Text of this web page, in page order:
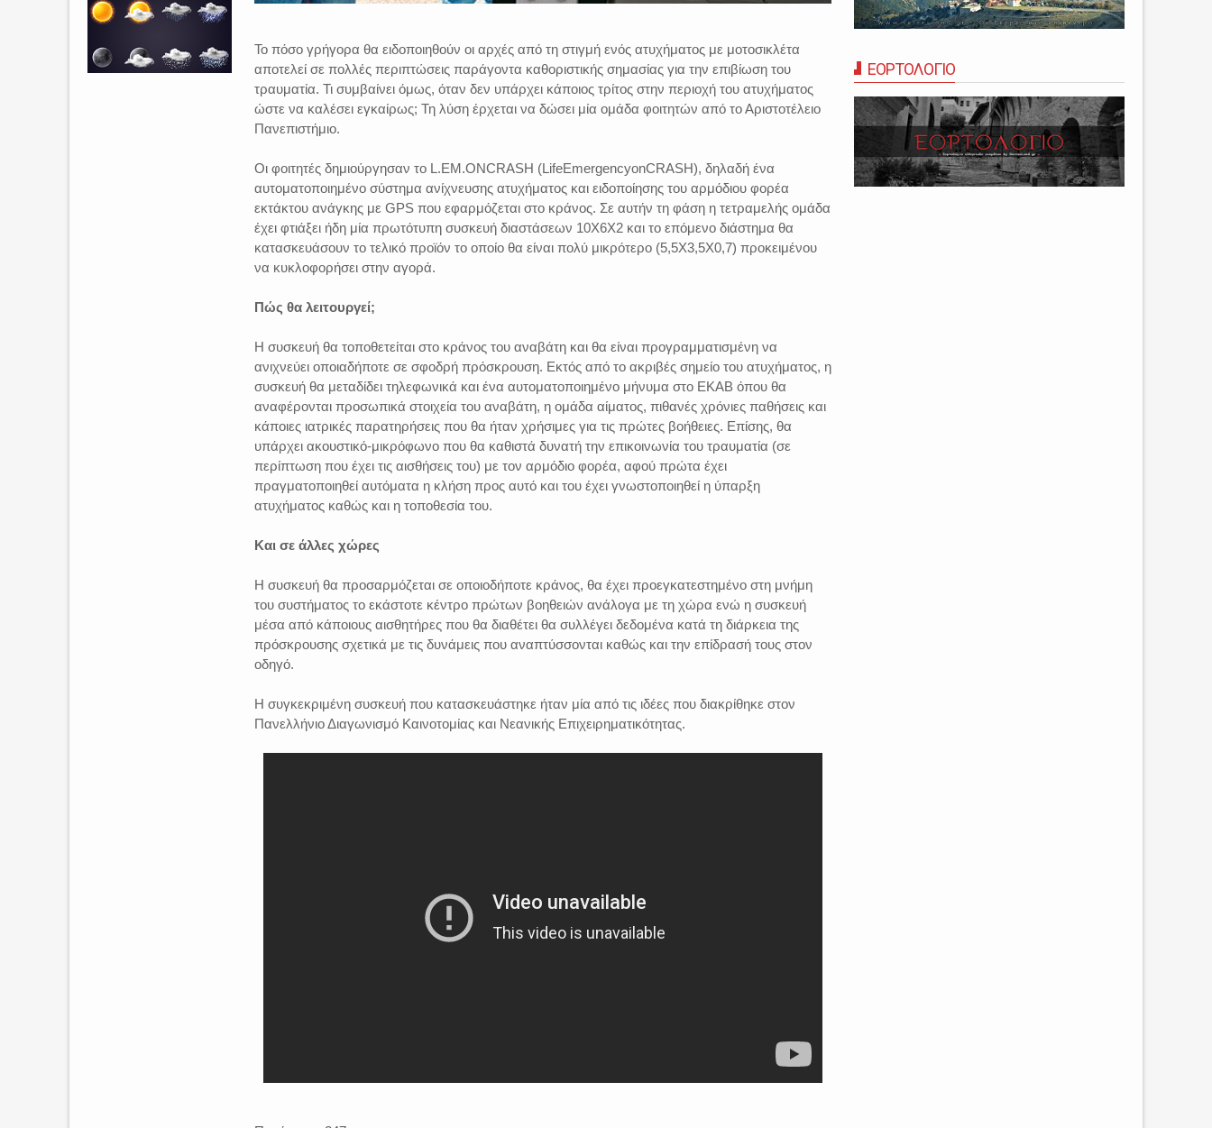
Το πόσο γρήγορα θα ειδοποιηθούν οι αρχές από τη στιγμή ενός ατυχήματος με μοτοσικλέτα
αποτελεί σε πολλές περιπτώσεις παράγοντα καθοριστικής σημασίας για την επιβίωση του
τραυματία. Τι συμβαίνει όμως, όταν δεν υπάρχει κάποιος τρίτος στην περιοχή του ατυχήματος
ώστε να καλέσει εγκαίρως; Τη λύση έρχεται να δώσει μία ομάδα φοιτητών από το Αριστοτέλειο
Πανεπιστήμιο.
Οι φοιτητές δημιούργησαν το L.EM.ONCRASH (LifeEmergencyonCRASH), δηλαδή ένα
αυτοματοποιημένο σύστημα ανίχνευσης ατυχήματος και ειδοποίησης του αρμόδιου φορέα
εκτάκτου ανάγκης με GPS που εφαρμόζεται στο κράνος. Σε αυτήν τη φάση η τετραμελής ομάδα
έχει φτιάξει ήδη μία πρωτότυπη συσκευή διαστάσεων 10Χ6Χ2 και το επόμενο διάστημα θα
κατασκευάσουν το τελικό προϊόν το οποίο θα είναι πολύ μικρότερο (5,5Χ3,5Χ0,7) προκειμένου
να κυκλοφορήσει στην αγορά.
Πώς θα λειτουργεί;
Η συσκευή θα τοποθετείται στο κράνος του αναβάτη και θα είναι προγραμματισμένη να
ανιχνεύει οποιαδήποτε σε σφοδρή πρόσκρουση. Εκτός από το ακριβές σημείο του ατυχήματος, η
συσκευή θα μεταδίδει τηλεφωνικά και ένα αυτοματοποιημένο μήνυμα στο ΕΚΑΒ όπου θα
αναφέρονται προσωπικά στοιχεία του αναβάτη, η ομάδα αίματος, πιθανές χρόνιες παθήσεις και
κάποιες ιατρικές παρατηρήσεις που θα ήταν χρήσιμες για τις πρώτες βοήθειες. Επίσης, θα
υπάρχει ακουστικό-μικρόφωνο που θα καθιστά δυνατή την επικοινωνία του τραυματία (σε
περίπτωση που έχει τις αισθήσεις του) με τον αρμόδιο φορέα, αφού πρώτα έχει
πραγματοποιηθεί αυτόματα η κλήση προς αυτό και του έχει γνωστοποιηθεί η ύπαρξη
ατυχήματος καθώς και η τοποθεσία του.
Και σε άλλες χώρες
Η συσκευή θα προσαρμόζεται σε οποιοδήποτε κράνος, θα έχει προεγκατεστημένο στη μνήμη
του συστήματος το εκάστοτε κέντρο πρώτων βοηθειών ανάλογα με τη χώρα ενώ η συσκευή
μέσα από κάποιους αισθητήρες που θα διαθέτει θα συλλέγει δεδομένα κατά τη διάρκεια της
πρόσκρουσης σχετικά με τις δυνάμεις που αναπτύσσονται καθώς και την επίδρασή τους στον
οδηγό.
Η συγκεκριμένη συσκευή που κατασκευάστηκε ήταν μία από τις ιδέες που διακρίθηκε στον
Πανελλήνιο Διαγωνισμό Καινοτομίας και Νεανικής Επιχειρηματικότητας.
ΕΟΡΤΟΛΟΓΙΟ